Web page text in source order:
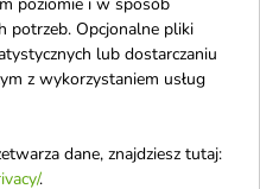
do włosów z mikrofibry
szary 1 sztuka
favorite_border
potrzeb. Opcjonalne pliki
lub dostarczaniu
z wykorzystaniem usług
dane, znajdziesz tutaj:
.